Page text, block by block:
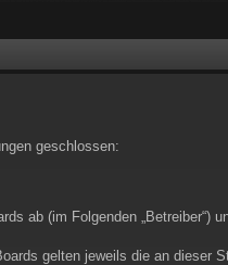
geschlossen:
ab (im Folgenden „Betreiber“)
gelten jeweils die an dieser